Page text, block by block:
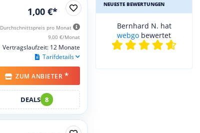
1,00 €*
Durchschnittspreis pro Monat
9,00 €/Monat
Vertragslaufzeit: 12 Monate
Tarifdetails
ZUM ANBIETER *
DEALS 8
NEUESTE BEWERTUNGEN
Bernhard N. hat
webgo bewertet